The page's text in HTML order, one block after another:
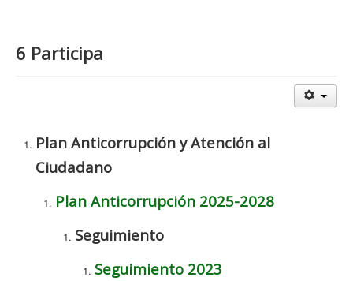
6 Participa
Plan Anticorrupción y Atención al
Ciudadano
Plan Anticorrupción 2025-2028
Seguimiento
Seguimiento 2023